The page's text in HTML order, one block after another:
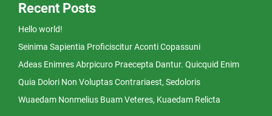
Recent Posts
Hello world!
Seinima Sapientia Proficiscitur Aconti Copassuni
Adeas Enimres Abrpicuro Praecepta Dantur. Quicquid Enim
Quia Dolori Non Voluptas Contrariaest, Sedoloris
Wuaedam Nonmelius Buam Veteres, Kuaedam Relicta